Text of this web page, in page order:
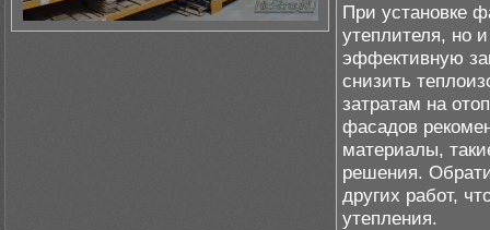
При установке
утеплителя, но
эффективную
снизить
затратам на
фасадов
материалы,
решения.
других работ,
утепления.